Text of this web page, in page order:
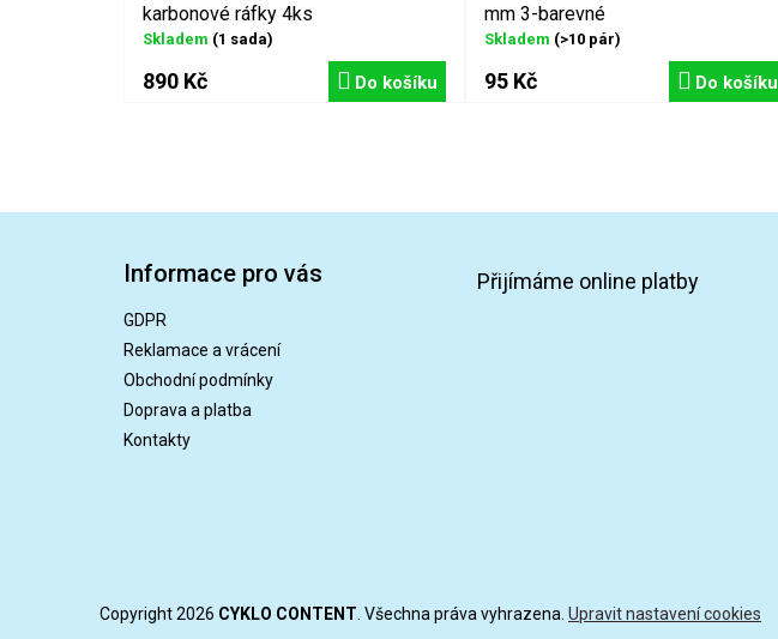
karbonové ráfky 4ks
Skladem (1 sada)
890 Kč Do košíku
mm 3-barevné
Skladem (>10 pár)
95 Kč Do košíku
Informace pro vás
GDPR
Reklamace a vrácení
Obchodní podmínky
Doprava a platba
Kontakty
Přijímáme online platby
Copyright 2026 CYKLO CONTENT . Všechna práva vyhrazena. Upravit nastavení cookies